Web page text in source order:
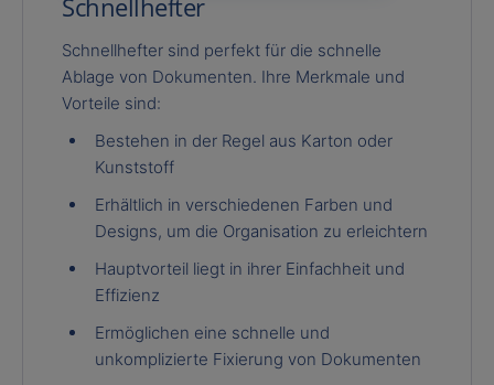
Schnellhefter
Schnellhefter sind perfekt für die schnelle
Ablage von Dokumenten. Ihre Merkmale und
Vorteile sind:
Bestehen in der Regel aus Karton oder
Kunststoff
Erhältlich in verschiedenen Farben und
Designs, um die Organisation zu erleichtern
Hauptvorteil liegt in ihrer Einfachheit und
Effizienz
Ermöglichen eine schnelle und
unkomplizierte Fixierung von Dokumenten